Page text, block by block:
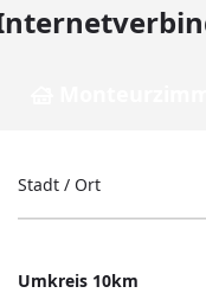
Stadt / Ort
Umkreis 10km